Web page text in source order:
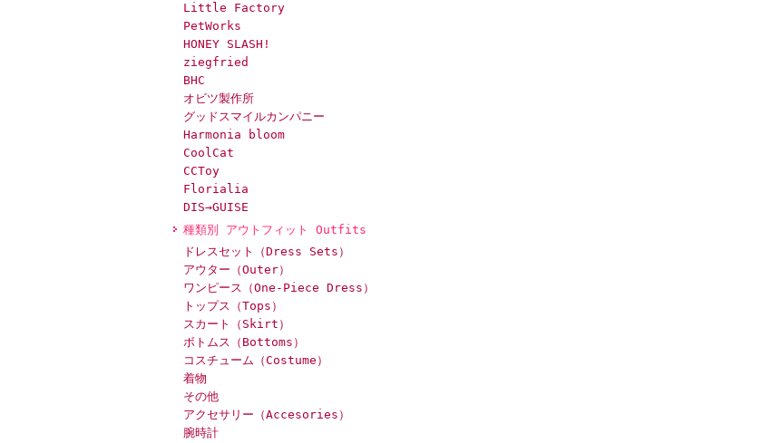
Little Factory
PetWorks
HONEY SLASH!
ziegfried
BHC
オビツ製作所
グッドスマイルカンパニー
Harmonia bloom
CoolCat
CCToy
Florialia
DIS→GUISE
種類別 アウトフィット Outfits
ドレスセット（Dress Sets）
アウター（Outer）
ワンピース（One-Piece Dress）
トップス（Tops）
スカート（Skirt）
ボトムス（Bottoms）
コスチューム（Costume）
着物
その他
アクセサリー（Accesories）
腕時計